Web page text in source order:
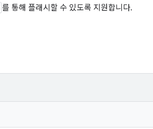
를 통해 플래시할 수 있도록 지원합니다.